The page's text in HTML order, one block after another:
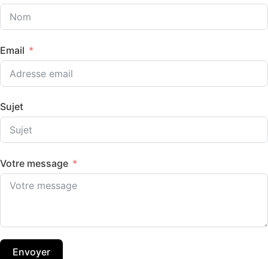
Email
Sujet
Votre message
Envoyer